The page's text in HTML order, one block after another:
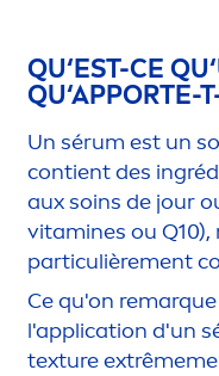
QU‘EST-CE
QU‘APPORTE-
Un sérum est un
contient des
aux soins de jour
vitamines ou
particulièrement
Ce qu'on
l'application d'un
texture extrême